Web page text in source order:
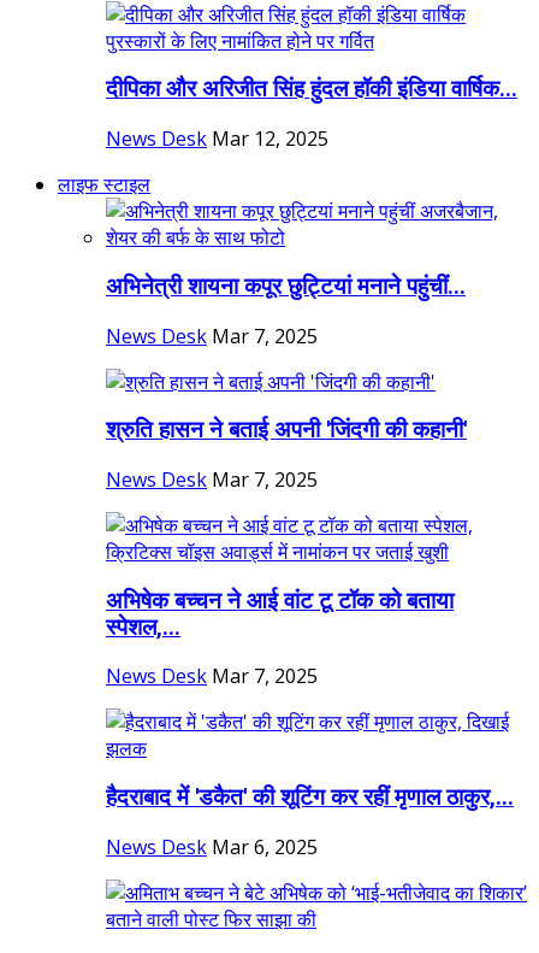
दीपिका और अरिजीत सिंह हुंदल हॉकी इंडिया वार्षिक...
News Desk Mar 12, 2025
लाइफ स्टाइल
अभिनेत्री शायना कपूर छुट्टियां मनाने पहुंचीं...
News Desk Mar 7, 2025
श्रुति हासन ने बताई अपनी 'जिंदगी की कहानी'
News Desk Mar 7, 2025
अभिषेक बच्चन ने आई वांट टू टॉक को बताया
स्पेशल,...
News Desk Mar 7, 2025
हैदराबाद में 'डकैत' की शूटिंग कर रहीं मृणाल ठाकुर,...
News Desk Mar 6, 2025